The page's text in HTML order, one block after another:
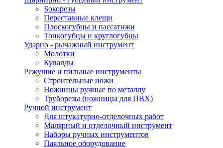
Бокорезы
Переставные клещи
Плоскогубцы и пассатижи
Тонкогубцы и круглогубцы
Ударно - рычажный инструмент
Молотки
Кувалды
Режушие и пильные инструменты
Строительные ножи
Ножницы ручные по металлу
Труборезы (ножницы для ПВХ)
Ручной инструмент
Для штукатурно-отделочных работ
Малярный и отделочный инструмент
Наборы ручных инструментов
Паяльное оборудование